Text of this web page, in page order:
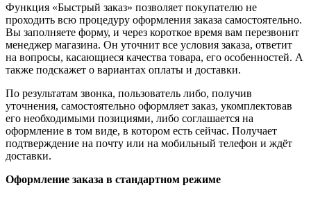
Функция «Быстрый заказ» позволяет покупателю не
проходить всю процедуру оформления заказа самостоятельно.
Вы заполняете форму, и через короткое время вам перезвонит
менеджер магазина. Он уточнит все условия заказа, ответит
на вопросы, касающиеся качества товара, его особенностей. А
также подскажет о вариантах оплаты и доставки.
По результатам звонка, пользователь либо, получив
уточнения, самостоятельно оформляет заказ, укомплектовав
его необходимыми позициями, либо соглашается на
оформление в том виде, в котором есть сейчас. Получает
подтверждение на почту или на мобильный телефон и ждёт
доставки.
Оформление заказа в стандартном режиме